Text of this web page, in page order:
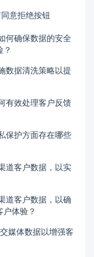
意拒绝按钮
何确保数据的安全
数据清洗策略以提
有效处理客户反馈
保护方面存在哪些
道客户数据，以实
道客户数据，以确
体验？
媒体数据以增强客